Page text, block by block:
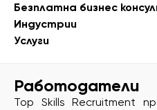
Безплатна бизнес
Индустрии
Услуги
Работодатели
Top Skills Recruitment